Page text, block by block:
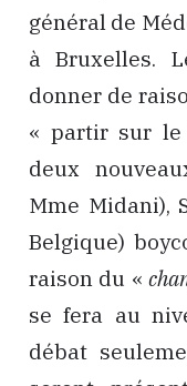
général de
à Bruxelles.
donner de
« partir sur le
deux
Mme Midani),
Belgique)
raison du «
se fera au
débat